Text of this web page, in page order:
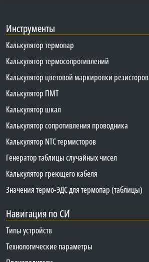
Инструменты
Калькулятор термопар
Калькулятор термосопротивлений
Калькулятор цветовой маркировки резисторов
Калькулятор ПМТ
Калькулятор шкал
Калькулятор сопротивления проводника
Калькулятор NTC термисторов
Генератор таблицы случайных чисел
Калькулятор греющего кабеля
Значения термо-ЭДС для термопар (таблицы)
Навигация по СИ
Типы устройств
Технологические параметры